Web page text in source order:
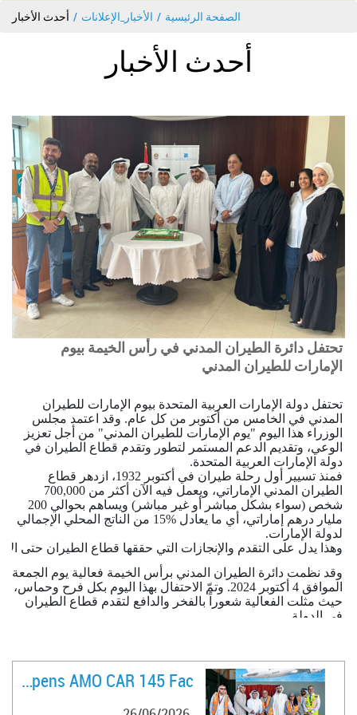
الصفحة الرئيسية الأخبار_الإعلانات أحدث الأخبار
أحدث الأخبار
تحتفل دائرة الطيران المدني في رأس الخيمة بيوم
الإمارات للطيران المدني
تحتفل دولة الإمارات العربية المتحدة بيوم الإمارات للطيران
المدني في الخامس من أكتوبر من كل عام. وقد اعتمد مجلس
الوزراء هذا اليوم "يوم الإمارات للطيران المدني" من أجل تعزيز
الوعي، وتقديم الدعم المستمر لتطور وتقدم قطاع الطيران في
دولة الإمارات العربية المتحدة.
فمنذ تسيير
أول رحلة طيران في أكتوبر 1932، ازدهر قطاع
الطيران المدني الإماراتي،
ويعمل فيه الآن أكثر من 700,000
شخص (سواء بشكل مباشر أو غير مباشر) ويساهم بحوالي 200
مليار درهم إماراتي، أي ما يعادل %15 من الناتج المحلي الإجمالي
لدولة الإمارات.
وهذا يدل على التقدم والإنجازات التي حققها قطاع الطيران حتى
وقد نظمت دائرة الطيران المدني برأس الخيمة فعالية يوم الجمعة
الموافق 4 أكتوبر 2024. وتمّ الاحتفال بهذا اليوم بكل فرح وحماس،
حيث مثلت الفعالية شعوراً بالفخر والدافع لتقدم قطاع الطيران
في الدولة.
مجلس إدارة الهيئة العامة للطيران المدني وعضو المجلس
التنفيذي في امارة رأس الخيمة، عن خالص تقديره لصاحب
السمو الشيخ محمد بن زايد آل نهيان رئيس دولة الإمارات العربية
المتحدة حاكم أبوظبي، وصاحب السمو الشيخ محمد بن راشد آل
FlyVaayu Opens AMO CAR 145 Fac ..